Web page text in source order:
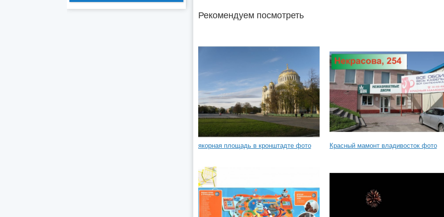
Рекомендуем посмотреть
якорная площадь в кронштадте фото Красный мамонт владивосток фото